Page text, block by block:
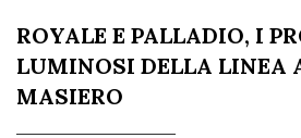
ROYALE E PALLADIO, I
LUMINOSI DELLA LINEA
MASIERO